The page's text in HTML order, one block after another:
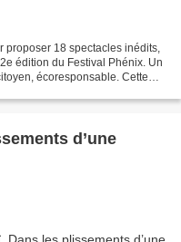
proposer 18 spectacles inédits,
édition du Festival Phénix. Un
écoresponsable. Cette
d’une